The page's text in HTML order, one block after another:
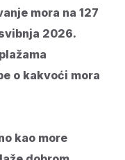
mora na 127
2026.
o kakvoći mora
kao more